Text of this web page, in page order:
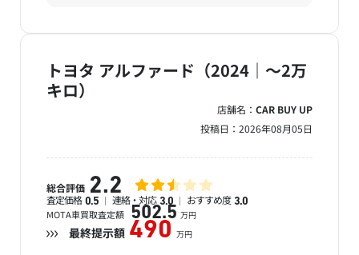
トヨタ アルファード（2024｜～2万
キロ）
店舗名： CAR BUY UP
投稿日： 2026年08月05日
総合評価 2.2
査定価格 0.5 連絡・対応 3.0 おすすめ度 3.0
MOTA車買取査定額 502.5 万円
最終提示額 490 万円